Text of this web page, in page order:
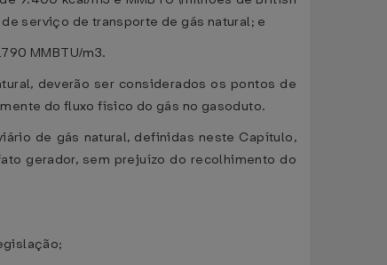
serviço de transporte de gás natural; e
MMBTU/m3.
deverão ser considerados os pontos de
do fluxo físico do gás no gasoduto.
de gás natural, definidas neste Capítulo,
gerador, sem prejuízo do recolhimento do